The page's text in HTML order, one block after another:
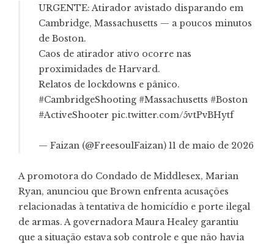
URGENTE: Atirador avistado disparando em
Cambridge, Massachusetts — a poucos minutos
de Boston.
Caos de atirador ativo ocorre nas
proximidades de Harvard.
Relatos de lockdowns e pânico.
#CambridgeShooting #Massachusetts #Boston
#ActiveShooter pic.twitter.com/5vtPvBHytf
— Faizan (@FreesoulFaizan) 11 de maio de 2026
A promotora do Condado de Middlesex, Marian
Ryan, anunciou que Brown enfrenta acusações
relacionadas à tentativa de homicídio e porte ilegal
de armas. A governadora Maura Healey garantiu
que a situação estava sob controle e que não havia